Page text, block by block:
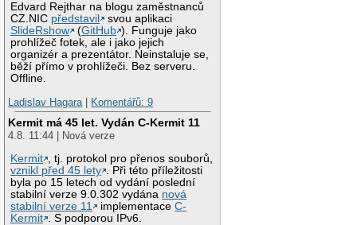
Edvard Rejthar na blogu zaměstnanců
CZ.NIC představil
svou aplikaci
SlideRshow
(GitHub ). Funguje jako
prohlížeč fotek, ale i jako jejich
organizér a prezentátor. Neinstaluje se,
běží přímo v prohlížeči. Bez serveru.
Offline.
Ladislav Hagara | Komentářů: 9
Kermit má 45 let. Vydán C-Kermit 11
4.8. 11:44 | Nová verze
Kermit , tj. protokol pro přenos souborů,
vznikl před 45 lety . Při této příležitosti
byla po 15 letech od vydání poslední
stabilní verze 9.0.302 vydána nová
stabilní verze 11
implementaceC-
Kermit . S podporou IPv6.